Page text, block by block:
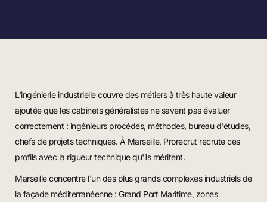
L'ingénierie industrielle couvre des métiers à très haute valeur
ajoutée que les cabinets généralistes ne savent pas évaluer
correctement : ingénieurs procédés, méthodes, bureau d'études,
chefs de projets techniques. À Marseille, Prorecrut recrute ces
profils avec la rigueur technique qu'ils méritent.
Marseille concentre l'un des plus grands complexes industriels de
la façade méditerranéenne : Grand Port Maritime, zones